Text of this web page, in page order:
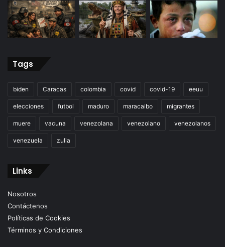
Tags
biden Caracas colombia covid covid-19 eeuu
elecciones futbol maduro maracaibo migrantes
muere vacuna venezolana venezolano venezolanos
venezuela zulia
Links
Nosotros
Contáctenos
Políticas de Cookies
Términos y Condiciones